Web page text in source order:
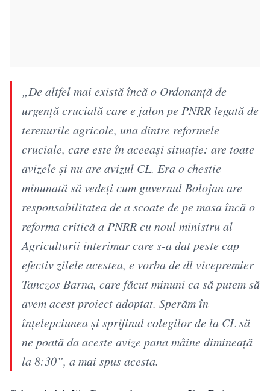
„De altfel mai există încă o Ordonanță de
urgență crucială care e jalon pe PNRR legată de
terenurile agricole, una dintre reformele
cruciale, care este în aceeași situație: are toate
avizele și nu are avizul CL. Era o chestie
minunată să vedeți cum guvernul Bolojan are
responsabilitatea de a scoate de pe masa încă o
reforma critică a PNRR cu noul ministru al
Agriculturii interimar care s-a dat peste cap
efectiv zilele acestea, e vorba de dl vicepremier
Tanczos Barna, care făcut minuni ca să putem să
avem acest proiect adoptat. Sperăm în
înțelepciunea și sprijinul colegilor de la CL să
ne poată da aceste avize pana mâine dimineață
la 8:30”, a mai spus acesta.